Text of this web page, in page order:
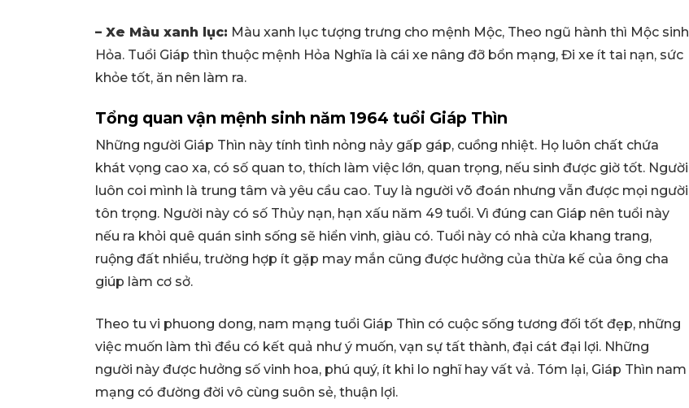
– Xe Màu xanh lục: Màu xanh lục tượng trưng cho mệnh Mộc, Theo ngũ hành thì Mộc sinh
Hỏa. Tuổi Giáp thìn thuộc mệnh Hỏa Nghĩa là cái xe nâng đỡ bổn mạng, Đi xe ít tai nạn, sức
khỏe tốt, ăn nên làm ra.
Tổng quan vận mệnh sinh năm 1964 tuổi Giáp Thìn
Những người Giáp Thìn này tính tình nỏng nảy gấp gáp, cuồng nhiệt. Họ luôn chất chứa
khát vọng cao xa, có số quan to, thích làm việc lớn, quan trọng, nếu sinh được giờ tốt. Người
luôn coi mình là trung tâm và yêu cầu cao. Tuy là người võ đoán nhưng vẫn được mọi người
tôn trọng. Người này có số Thủy nạn, hạn xấu năm 49 tuổi. Vì đúng can Giáp nên tuổi này
nếu ra khỏi quê quán sinh sống sẽ hiển vinh, giàu có. Tuổi này có nhà cửa khang trang,
ruộng đất nhiều, trường hợp ít gặp may mắn cũng được hưởng của thừa kế của ông cha
giúp làm cơ sở.
Theo tu vi phuong dong, nam mạng tuổi Giáp Thìn có cuộc sống tương đối tốt đẹp, những
việc muốn làm thì đều có kết quả như ý muốn, vạn sự tất thành, đại cát đại lợi. Những
người này được hưởng số vinh hoa, phú quý, ít khi lo nghĩ hay vất vả. Tóm lại, Giáp Thìn nam
mạng có đường đời vô cùng suôn sẻ, thuận lợi.